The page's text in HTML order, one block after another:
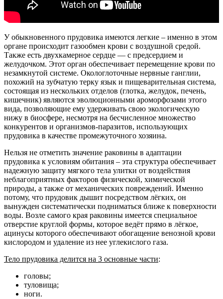
У обыкновенного прудовика имеются легкие – именно в этом
органе происходит газообмен крови с воздушной средой.
Также есть двухкамерное сердце — с предсердием и
желудочком. Этот орган обеспечивает перемещение крови по
незамкнутой системе. Окологлоточные нервные ганглии,
похожий на зубчатую терку язык и пищеварительная система,
состоящая из нескольких отделов (глотка, желудок, печень,
кишечник) являются эволюционными ароморфозами этого
вида, позволяющие ему удерживать свою экологическую
нижу в биосфере, несмотря на бесчисленное множество
конкурентов и организмов-паразитов, использующих
прудовика в качестве промежуточного хозяина.
Нельзя не отметить значение раковины в адаптации
прудовика к условиям обитания – эта структура обеспечивает
надежную защиту мягкого тела улитки от воздействия
неблагоприятных факторов физической, химической
природы, а также от механических повреждений. Именно
потому, что прудовик дышит посредством лёгких, он
вынужден систематически подниматься ближе к поверхности
воды. Возле самого края раковины имеется специальное
отверстие круглой формы, которое ведёт прямо в лёгкое,
ацинусы которого обеспечивают обогащение венозной крови
кислородом и удаление из нее углекислого газа.
Тело прудовика делится на 3 основные части:
головы;
туловища;
ноги.